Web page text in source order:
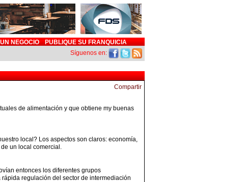
NEGOCIO
PUBLIQUE SU FRANQUICIA
Síguenos en:
de alimentación y que obtiene my buenas
local? Los aspectos son claros: economía,
un local comercial.
entonces los diferentes grupos
regulación del sector de intermediación